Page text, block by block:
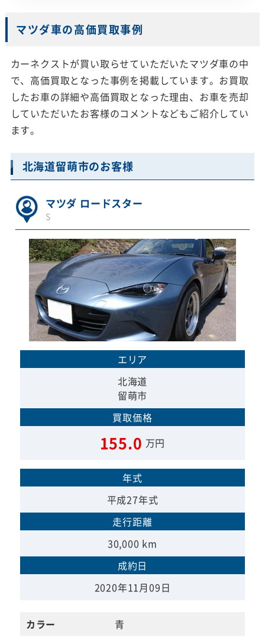
マツダ車の高価買取事例
カーネクストが買い取らせていただいたマツダ車の中
で、高価買取となった事例を掲載しています。お買取
したお車の詳細や高価買取となった理由、お車を売却
していただいたお客様のコメントなどもご紹介してい
ます。
北海道留萌市のお客様
マツダ ロードスター
S
エリア
北海道
留萌市
買取価格
155.0 万円
年式
平成27年式
走行距離
30,000 km
成約日
2020年11月09日
カラー
青